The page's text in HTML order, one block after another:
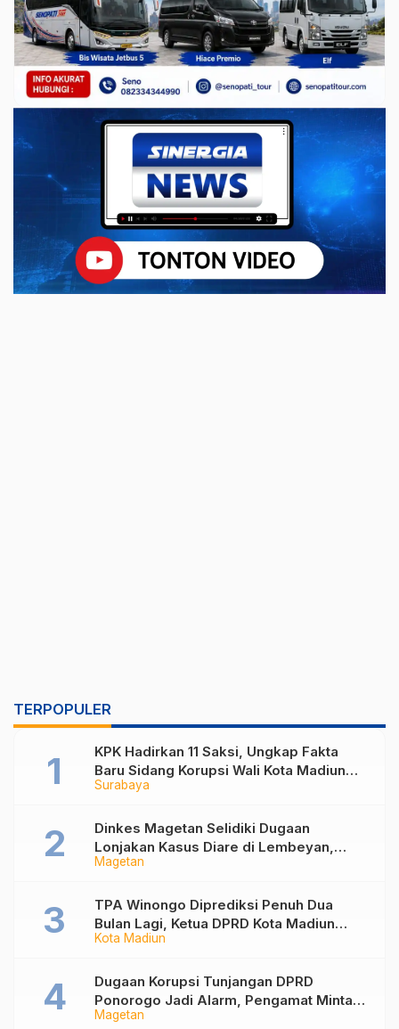
TERPOPULER
Surabaya
KPK Hadirkan 11 Saksi, Ungkap Fakta
Baru Sidang Korupsi Wali Kota Madiun
Nonaktif Maidi
Magetan
Dinkes Magetan Selidiki Dugaan
Lonjakan Kasus Diare di Lembeyan,
Lakukan Penyelidikan Epidemiologi
Kota Madiun
TPA Winongo Diprediksi Penuh Dua
Bulan Lagi, Ketua DPRD Kota Madiun
Desak Pemkot Percepat Penanganan
Magetan
Dugaan Korupsi Tunjangan DPRD
Ponorogo Jadi Alarm, Pengamat Minta
Magetan Perkuat Tata Kelola